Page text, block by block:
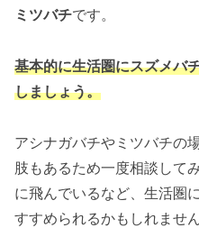
ミツバチです。
基本的に生活圏にスズメバ
しましょう。
アシナガバチやミツバチの
肢もあるため一度相談して
に飛んでいるなど、生活圏
すすめられるかもしれません